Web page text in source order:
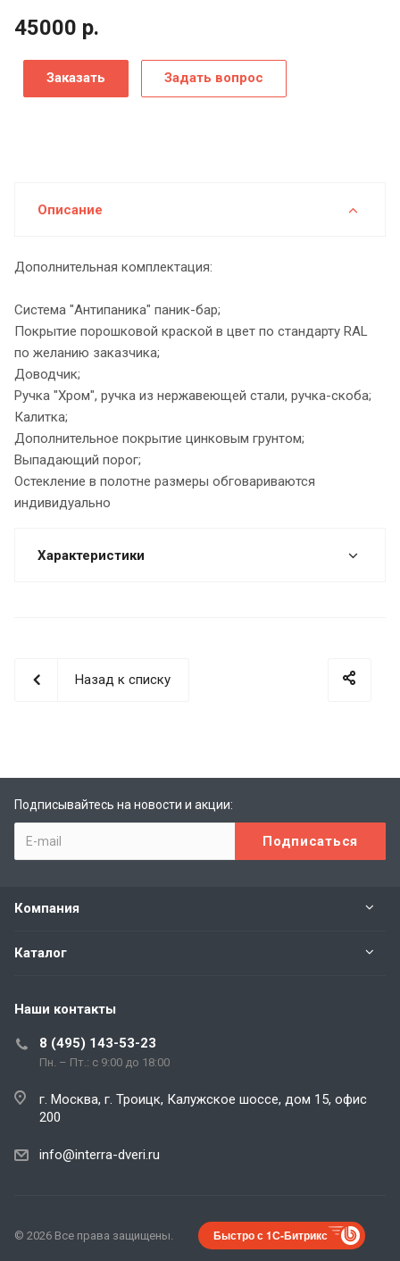
45000 р.
Заказать Задать вопрос
Описание
Дополнительная комплектация:
Система "Антипаника" паник-бар;
Покрытие порошковой краской в цвет по стандарту RAL
по желанию заказчика;
Доводчик;
Ручка "Хром", ручка из нержавеющей стали, ручка-скоба;
Калитка;
Дополнительное покрытие цинковым грунтом;
Выпадающий порог;
Остекление в полотне размеры обговариваются
индивидуально
Характеристики
Назад к списку
Подписывайтесь на новости и акции:
Компания
Каталог
Наши контакты
8 (495) 143-53-23
Пн. – Пт.: с 9:00 до 18:00
г. Москва, г. Троицк, Калужское шоссе, дом 15, офис
200
info@interra-dveri.ru
© 2026 Все права защищены. Быстро с 1С-Битрикс